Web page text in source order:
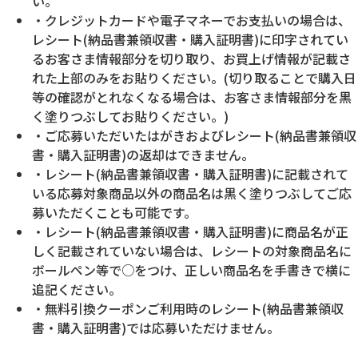
・クレジットカードや電子マネーでお支払いの場合は、
レシート(納品書兼領収書・購入証明書)に印字されてい
るお客さま情報部分を切り取り、お買上げ情報が記載さ
れた上部のみをお貼りください。(切り取ることで購入日
等の確認がとれなくなる場合は、お客さま情報部分を黒
く塗りつぶしてお貼りください。)
・ご応募いただいたはがきおよびレシート(納品書兼領収
書・購入証明書)の返却はできません。
・レシート(納品書兼領収書・購入証明書)に記載されて
いる応募対象商品以外の商品名は黒く塗りつぶしてご応
募いただくことも可能です。
・レシート(納品書兼領収書・購入証明書)に商品名が正
しく記載されていない場合は、レシートの対象商品名に
ボールペン等で○をつけ、正しい商品名を手書きで横に
追記ください。
・無料引換クーポンご利用時のレシート(納品書兼領収
書・購入証明書)では応募いただけません。